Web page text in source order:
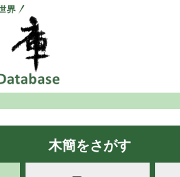
木簡をさがす